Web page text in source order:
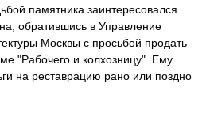
памятника заинтересовался
обратившись в Управление
Москвы с просьбой продать
"Рабочего и колхозницу". Ему
на реставрацию рано или поздно